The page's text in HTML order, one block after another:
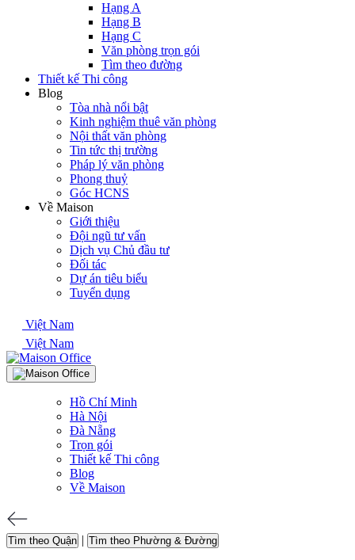
Hạng A
Hạng B
Hạng C
Văn phòng trọn gói
Tìm theo đường
Thiết kế Thi công
Blog
Tòa nhà nổi bật
Kinh nghiệm thuê văn phòng
Nội thất văn phòng
Tin tức thị trường
Pháp lý văn phòng
Phong thuỷ
Góc HCNS
Về Maison
Giới thiệu
Đội ngũ tư vấn
Dịch vụ Chủ đầu tư
Đối tác
Dự án tiêu biểu
Tuyển dụng
Việt Nam
Việt Nam
Hồ Chí Minh
Hà Nội
Đà Nẵng
Trọn gói
Thiết kế Thi công
Blog
Về Maison
Tìm theo Quận | Tìm theo Phường & Đường